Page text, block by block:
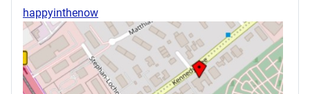
happyinthenow